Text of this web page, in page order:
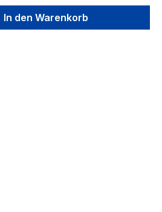
gewünschten Wert
In den Warenkorb